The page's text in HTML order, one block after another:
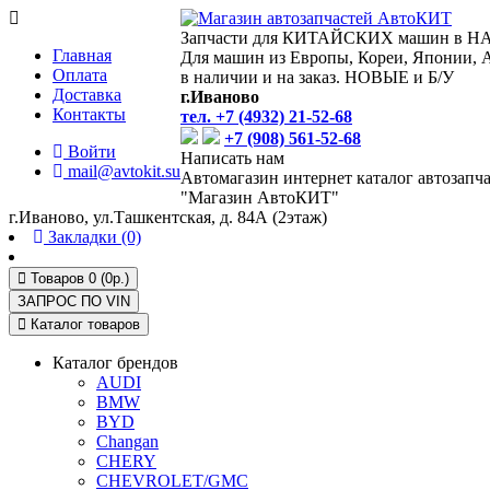
Главная
Оплата
Доставка
Контакты
Войти
mail@avtokit.su
Запчасти для КИТАЙСКИХ машин в
Для машин из Европы, Кореи, Японии,
в наличии и на заказ. НОВЫЕ и Б/У
г.Иваново
тел. +7 (4932) 21-52-68
+7 (908) 561-52-68
Написать нам
Автомагазин интернет каталог
"Магазин АвтоКИТ"
г.Иваново, ул.Ташкентская, д. 84А (2этаж)
Закладки (0)
Товаров 0 (0р.)
ЗАПРОС ПО VIN
Каталог товаров
Каталог брендов
AUDI
BMW
BYD
Changan
CHERY
CHEVROLET/GMC